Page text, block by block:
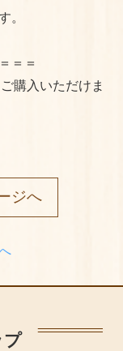
。
＝＝
購入いただけま
ジへ
プ